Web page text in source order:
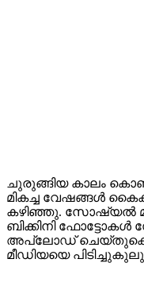
ചുരുങ്ങിയ കാലം
മികച്ച വേഷങ്ങൾ
കഴിഞ്ഞു. സോഷ്യൽ
ബിക്കിനി
അപ്‌ലോഡ്
മീഡിയയെ